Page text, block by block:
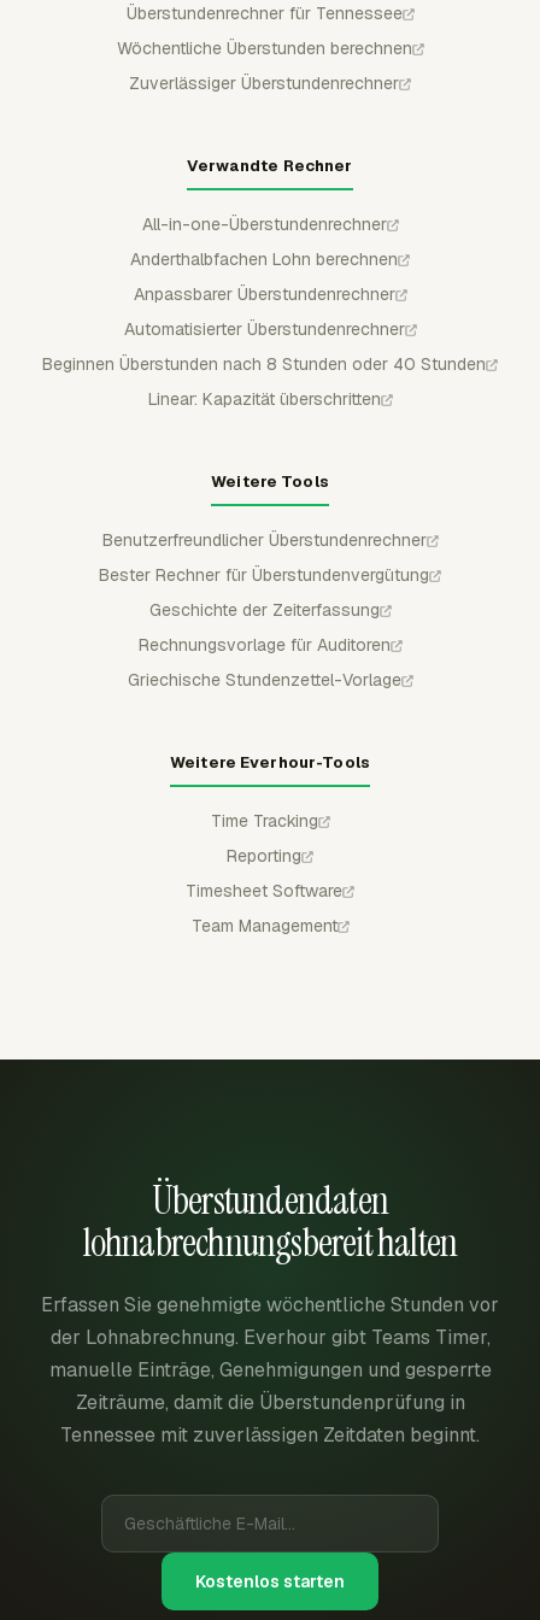
Überstundenrechner für Tennessee
Wöchentliche Überstunden berechnen
Zuverlässiger Überstundenrechner
Verwandte Rechner
All-in-one-Überstundenrechner
Anderthalbfachen Lohn berechnen
Anpassbarer Überstundenrechner
Automatisierter Überstundenrechner
Beginnen Überstunden nach 8 Stunden oder 40 Stunden
Linear: Kapazität überschritten
Weitere Tools
Benutzerfreundlicher Überstundenrechner
Bester Rechner für Überstundenvergütung
Geschichte der Zeiterfassung
Rechnungsvorlage für Auditoren
Griechische Stundenzettel-Vorlage
Weitere Everhour-Tools
Time Tracking
Reporting
Timesheet Software
Team Management
Überstundendaten
lohnabrechnungsbereit halten
Erfassen Sie genehmigte wöchentliche Stunden vor
der Lohnabrechnung. Everhour gibt Teams Timer,
manuelle Einträge, Genehmigungen und gesperrte
Zeiträume, damit die Überstundenprüfung in
Tennessee mit zuverlässigen Zeitdaten beginnt.
Kostenlos starten